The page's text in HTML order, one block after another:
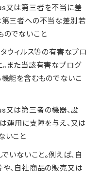
は第三者を不当に差
第三者への不当な差別若
のでないこと
ウィルス等の有害なプロ
また当該有害なプログ
能を含むものでないこ
は第三者の機器、設
運用に支障を与え、又は
いこと
ないこと。例えば、自
や、自社商品の販売又は